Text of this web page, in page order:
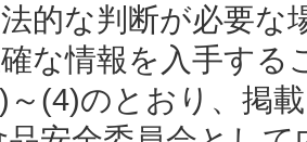
的な判断が必要
な情報を入手する
(4)のとおり、掲